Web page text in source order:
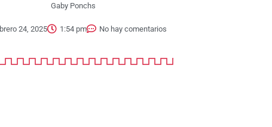
Gaby Ponchs
24, 2025 1:54 pm No hay comentarios